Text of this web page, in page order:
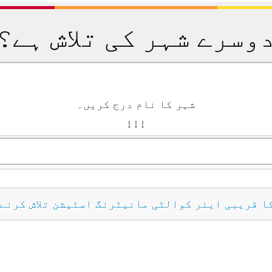
دوسرے شہر کی تلاش ہے؟
شہر کا نام درج کریں۔
↓ ↓ ↓
قریبی ایئر کوالٹی مانیٹرنگ اسٹیشن تلاش